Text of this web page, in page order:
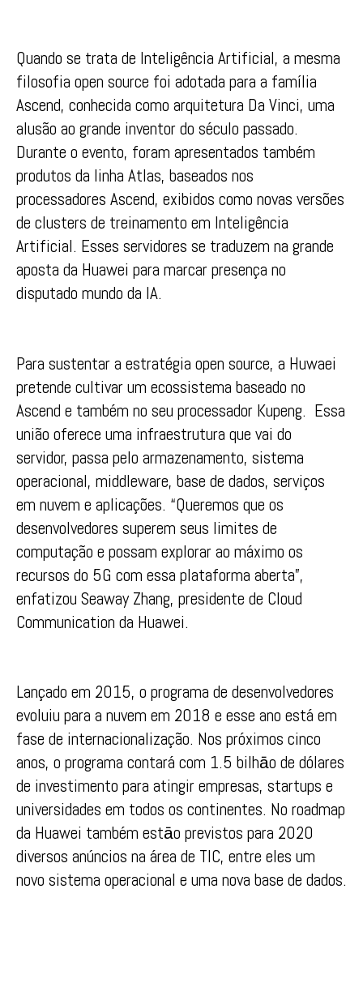
Quando se trata de Inteligência Artificial, a mesma
filosofia open source foi adotada para a família
Ascend, conhecida como arquitetura Da Vinci, uma
alusão ao grande inventor do século passado.
Durante o evento, foram apresentados também
produtos da linha Atlas, baseados nos
processadores Ascend, exibidos como novas versões
de clusters de treinamento em Inteligência
Artificial. Esses servidores se traduzem na grande
aposta da Huawei para marcar presença no
disputado mundo da IA.
Para sustentar a estratégia open source, a Huwaei
pretende cultivar um ecossistema baseado no
Ascend e também no seu processador Kupeng. Essa
união oferece uma infraestrutura que vai do
servidor, passa pelo armazenamento, sistema
operacional, middleware, base de dados, serviços
em nuvem e aplicações. “Queremos que os
desenvolvedores superem seus limites de
computação e possam explorar ao máximo os
recursos do 5G com essa plataforma aberta”,
enfatizou Seaway Zhang, presidente de Cloud
Communication da Huawei.
Lançado em 2015, o programa de desenvolvedores
evoluiu para a nuvem em 2018 e esse ano está em
fase de internacionalização. Nos próximos cinco
anos, o programa contará com 1.5 bilhāo de dólares
de investimento para atingir empresas, startups e
universidades em todos os continentes. No roadmap
da Huawei também estāo previstos para 2020
diversos anúncios na área de TIC, entre eles um
novo sistema operacional e uma nova base de dados.